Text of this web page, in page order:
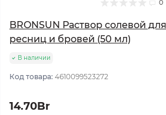
0
BRONSUN Раствор солевой
ресниц и бровей (50 мл)
В наличии
Код товара: 4610099523272
14.70Br